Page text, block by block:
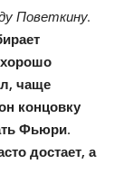
Поветкину.
чаще
концовку
Фьюри.
достает, а